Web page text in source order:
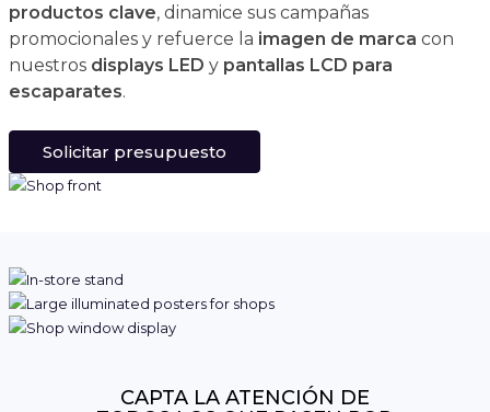
productos clave, dinamice sus campañas
promocionales y refuerce la imagen de marca con
nuestros displays LED y pantallas LCD para
escaparates.
Solicitar presupuesto
CAPTA LA ATENCIÓN DE